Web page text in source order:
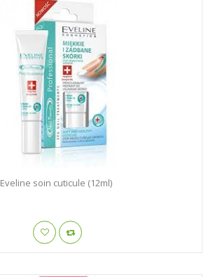
Eveline soin cuticule (12ml)